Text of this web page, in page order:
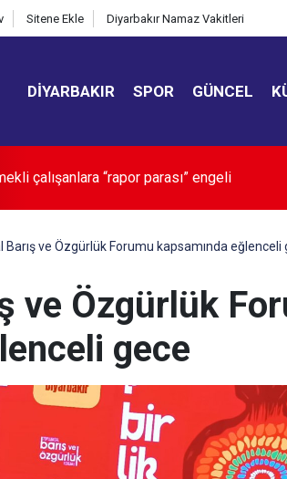
Sitene Ekle Diyarbakır Namaz Vakitleri
DIYARBAKIR SPOR GÜNCEL
Yüksekdağ’dan ‘çerçeve yasa’
Barış ve Özgürlük Forumu kapsamında eğlenceli
ve Özgürlük
gece